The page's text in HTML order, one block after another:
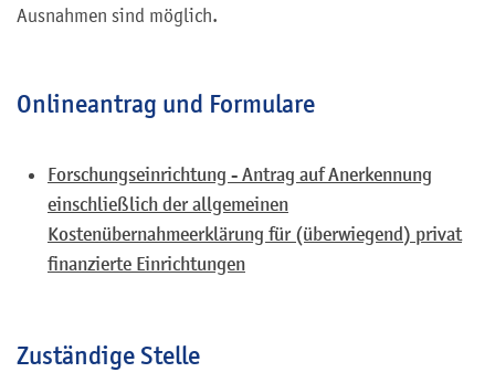
Ausnahmen sind möglich.
Onlineantrag und Formulare
Forschungseinrichtung - Antrag auf Anerkennung
einschließlich der allgemeinen
Kostenübernahmeerklärung für (überwiegend) privat
finanzierte Einrichtungen
Zuständige Stelle